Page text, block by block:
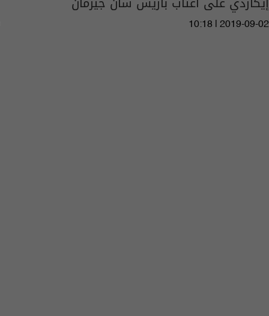
10:18 | 2019-09-02